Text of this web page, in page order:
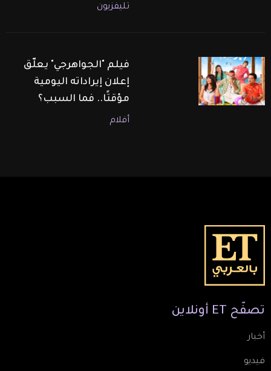
تليفزيون
فيلم "الجواهرجي" يعلّق
إعلان إيراداته اليومية
مؤقتًا.. فما السبب؟
أفلام
تصفّح ET أونلاين
أخبار
فيديو